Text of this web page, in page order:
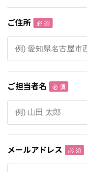
ご住所 必 須
ご担当者名 必 須
メールアドレス 必 須